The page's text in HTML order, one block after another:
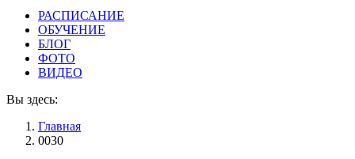
РАСПИСАНИЕ
ОБУЧЕНИЕ
БЛОГ
ФОТО
ВИДЕО
Вы здесь:
Главная
0030